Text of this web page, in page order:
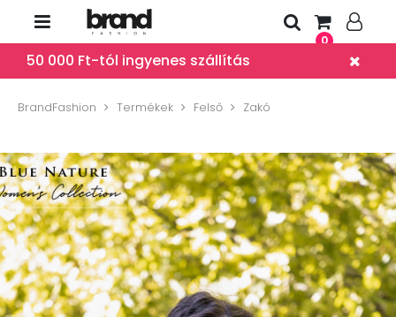
0
50 000 Ft-tól ingyenes szállítás
BrandFashion Termékek Felső Zakó